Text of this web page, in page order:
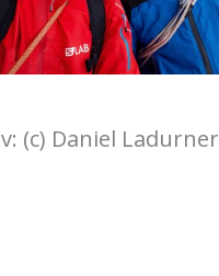
(c) Daniel Ladurner